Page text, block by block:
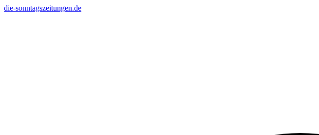
Zum
die-sonntagszeitungen.de